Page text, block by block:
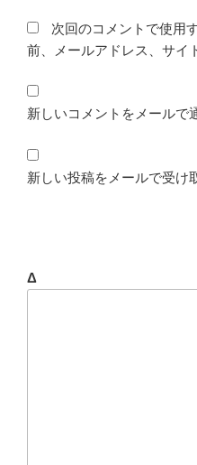
次回のコメントで使用
前、メールアドレス、サイ
新しいコメントをメールで
新しい投稿をメールで受け
Δ